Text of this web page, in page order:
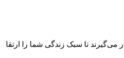
تا سبک زندگی شما را ارتقا